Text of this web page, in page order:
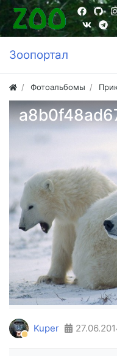
Зоопортал
Фотоальбомы
Kuper